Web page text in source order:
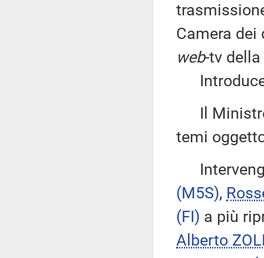
Camera
web-tv
Introduce
Il
temi
(M5S),
(FI) a più
Alberto